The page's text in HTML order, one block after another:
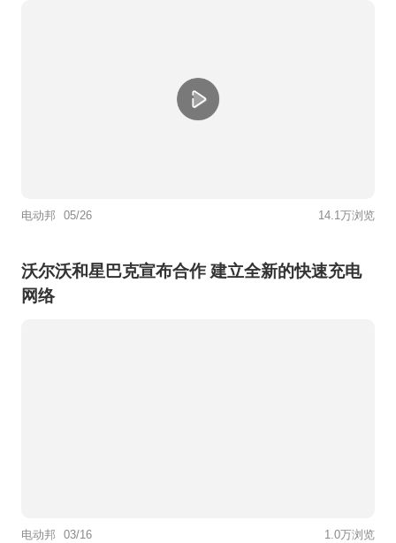
电动邦 05/26 14.1万浏览
沃尔沃和星巴克宣布合作 建立全新的快速充电
网络
电动邦 03/16 1.0万浏览